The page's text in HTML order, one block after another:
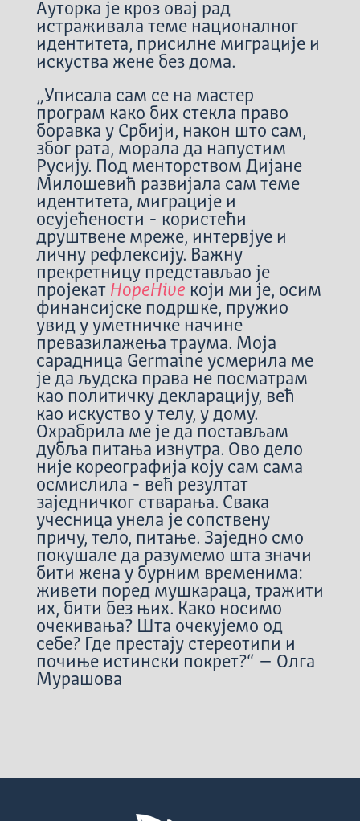
Ауторка је кроз овај рад
истраживала теме националног
идентитета, присилне миграције и
искуства жене без дома.
„Уписала сам се на мастер
програм како бих стекла право
боравка у Србији, након што сам,
због рата, морала да напустим
Русију. Под менторством Дијане
Милошевић развијала сам теме
идентитета, миграције и
осујећености - користећи
друштвене мреже, интервјуе и
личну рефлексију. Важну
прекретницу представљао је
пројекат HopeHive који ми је, осим
финансијске подршке, пружио
увид у уметничке начине
превазилажења траума. Моја
сарадница Germaine усмерила ме
је да људска права не посматрам
као политичку декларацију, већ
као искуство у телу, у дому.
Охрабрила ме је да постављам
дубља питања изнутра. Ово дело
није кореографија коју сам сама
осмислила - већ резултат
заједничког стварања. Свака
учесница унела је сопствену
причу, тело, питање. Заједно смо
покушале да разумемо шта значи
бити жена у бурним временима:
живети поред мушкараца, тражити
их, бити без њих. Како носимо
очекивања? Шта очекујемо од
себе? Где престају стереотипи и
почиње истински покрет?“ – Олга
Мурашова